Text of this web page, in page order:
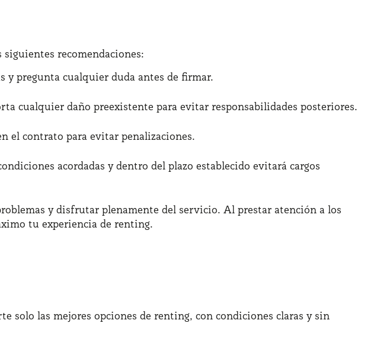
recomendaciones:
y pregunta cualquier duda antes de firmar.​
cualquier daño preexistente para evitar responsabilidades posteriores.​
el contrato para evitar penalizaciones.​
acordadas y dentro del plazo establecido evitará cargos
y disfrutar plenamente del servicio. Al prestar atención a los
tu experiencia de renting.​
solo las mejores opciones de renting, con condiciones claras y sin